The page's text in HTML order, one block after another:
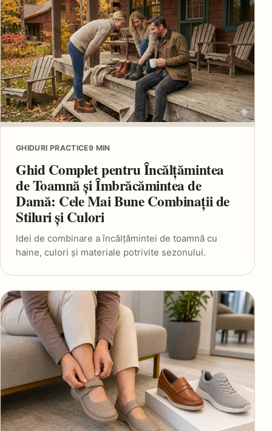
GHIDURI PRACTICE9 MIN
Ghid Complet pentru Încălțămintea
de Toamnă și Îmbrăcămintea de
Damă: Cele Mai Bune Combinații de
Stiluri și Culori
Idei de combinare a încălțămintei de toamnă cu
haine, culori și materiale potrivite sezonului.